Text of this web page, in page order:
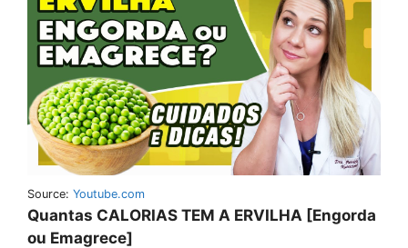
Source: Youtube.com
Quantas CALORIAS TEM A ERVILHA [Engorda
ou Emagrece]